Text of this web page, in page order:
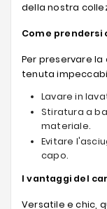
della nostra
Come prendersi
Per preservare
tenuta
Lavare in
Stiratura a
materiale.
Evitare
capo.
I vantaggi del
Versatile e chic,